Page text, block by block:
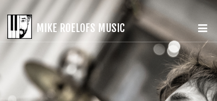
MIKE ROELOFS MUSIC